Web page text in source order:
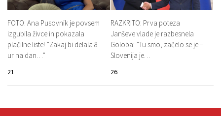
FOTO: Ana Pusovnik je povsem
izgubila živce in pokazala
plačilne liste! ”Zakaj bi delala 8
ur na dan…”
21
RAZKRITO: Prva poteza
Janševe vlade je razbesnela
Goloba: ”Tu smo, začelo se je –
Slovenija je…
26